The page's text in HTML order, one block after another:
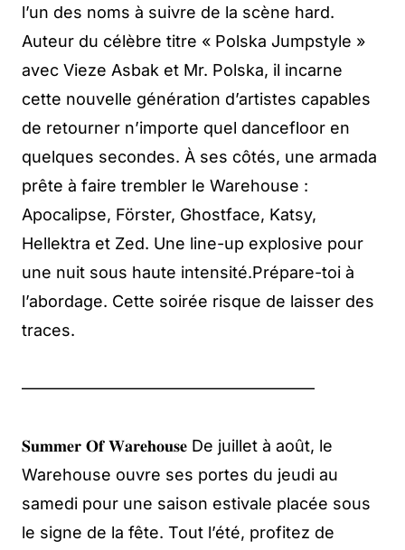
l’un des noms à suivre de la scène hard.
Auteur du célèbre titre « Polska Jumpstyle »
avec Vieze Asbak et Mr. Polska, il incarne
cette nouvelle génération d’artistes capables
de retourner n’importe quel dancefloor en
quelques secondes. À ses côtés, une armada
prête à faire trembler le Warehouse :
Apocalipse, Förster, Ghostface, Katsy,
Hellektra et Zed. Une line-up explosive pour
une nuit sous haute intensité.Prépare-toi à
l’abordage. Cette soirée risque de laisser des
traces.
——————————————————
𝐒𝐮𝐦𝐦𝐞𝐫 𝐎𝐟 𝐖𝐚𝐫𝐞𝐡𝐨𝐮𝐬𝐞 De juillet à août, le
Warehouse ouvre ses portes du jeudi au
samedi pour une saison estivale placée sous
le signe de la fête. Tout l’été, profitez de